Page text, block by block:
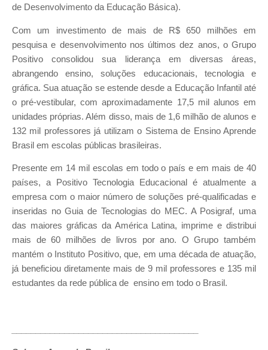
de Desenvolvimento da Educação Básica).
Com um investimento de mais de R$ 650 milhões em
pesquisa e desenvolvimento nos últimos dez anos, o Grupo
Positivo consolidou sua liderança em diversas áreas,
abrangendo ensino, soluções educacionais, tecnologia e
gráfica. Sua atuação se estende desde a Educação Infantil até
o pré-vestibular, com aproximadamente 17,5 mil alunos em
unidades próprias. Além disso, mais de 1,6 milhão de alunos e
132 mil professores já utilizam o Sistema de Ensino Aprende
Brasil em escolas públicas brasileiras.
Presente em 14 mil escolas em todo o país e em mais de 40
países, a Positivo Tecnologia Educacional é atualmente a
empresa com o maior número de soluções pré-qualificadas e
inseridas no Guia de Tecnologias do MEC. A Posigraf, uma
das maiores gráficas da América Latina, imprime e distribui
mais de 60 milhões de livros por ano. O Grupo também
mantém o Instituto Positivo, que, em uma década de atuação,
já beneficiou diretamente mais de 9 mil professores e 135 mil
estudantes da rede pública de ensino em todo o Brasil.